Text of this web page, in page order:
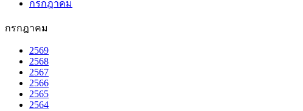
กรกฎาคม
กรกฎาคม
2569
2568
2567
2566
2565
2564